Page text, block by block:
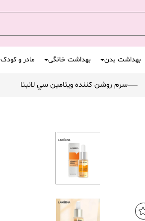
بهداشت بدن بهداشت خانگی مادر و کودک
سرم روشن کننده ويتامين سي لانبنا